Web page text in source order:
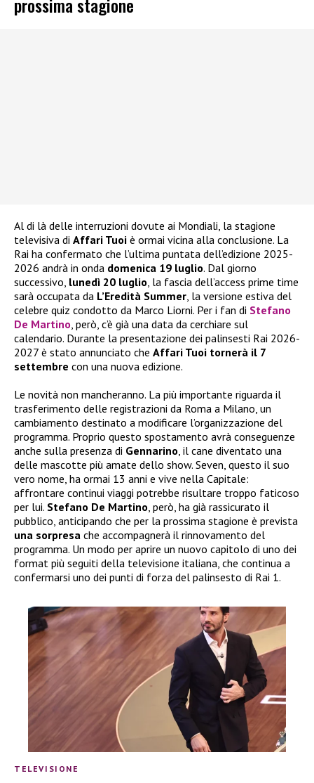
prossima stagione
Al di là delle interruzioni dovute ai Mondiali, la stagione
televisiva di Affari Tuoi è ormai vicina alla conclusione. La
Rai ha confermato che l’ultima puntata dell’edizione 2025-
2026 andrà in onda domenica 19 luglio. Dal giorno
successivo, lunedì 20 luglio, la fascia dell’access prime time
sarà occupata da L’Eredità Summer, la versione estiva del
celebre quiz condotto da Marco Liorni. Per i fan di Stefano
De Martino, però, c’è già una data da cerchiare sul
calendario. Durante la presentazione dei palinsesti Rai 2026-
2027 è stato annunciato che Affari Tuoi tornerà il 7
settembre con una nuova edizione.
Le novità non mancheranno. La più importante riguarda il
trasferimento delle registrazioni da Roma a Milano, un
cambiamento destinato a modificare l’organizzazione del
programma. Proprio questo spostamento avrà conseguenze
anche sulla presenza di Gennarino, il cane diventato una
delle mascotte più amate dello show. Seven, questo il suo
vero nome, ha ormai 13 anni e vive nella Capitale:
affrontare continui viaggi potrebbe risultare troppo faticoso
per lui. Stefano De Martino, però, ha già rassicurato il
pubblico, anticipando che per la prossima stagione è prevista
una sorpresa che accompagnerà il rinnovamento del
programma. Un modo per aprire un nuovo capitolo di uno dei
format più seguiti della televisione italiana, che continua a
confermarsi uno dei punti di forza del palinsesto di Rai 1.
TELEVISIONE